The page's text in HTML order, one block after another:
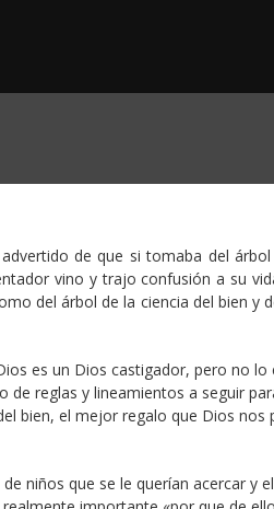
de que si tomaba del
vino y trajo confusión a su
del árbol de la ciencia del bien y
es un Dios castigador, pero no
reglas y lineamientos a seguir
bien, el mejor regalo que Dios nos
niños que se le querían acercar y